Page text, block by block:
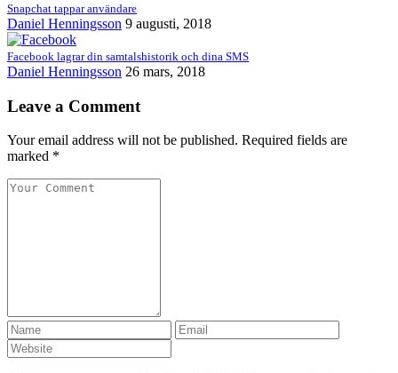
Snapchat tappar användare
Daniel Henningsson 9 augusti, 2018
Facebook lagrar din samtalshistorik och dina SMS
Daniel Henningsson 26 mars, 2018
Leave a Comment
Your email address will not be published. Required fields are
marked *